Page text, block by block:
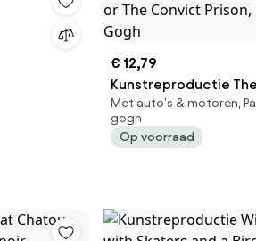
€ 12,79
Kunstreproductie The
The Convict Prison,
Gogh
Met auto's & motoren,
gogh
Op voorraad